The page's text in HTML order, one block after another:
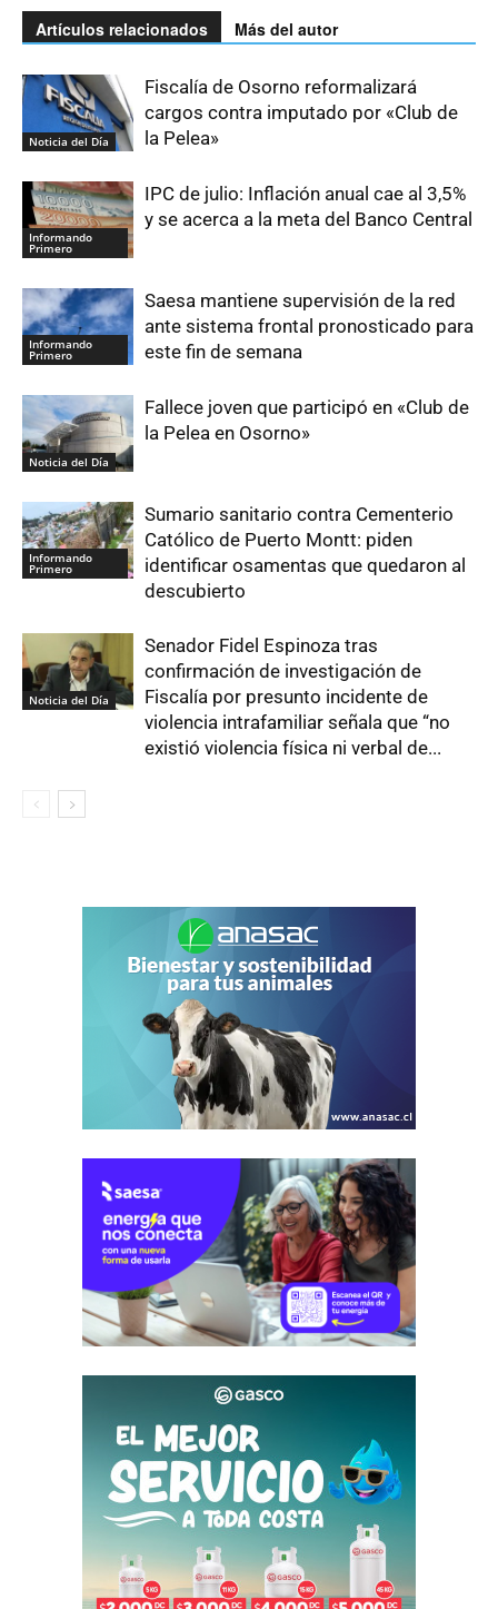
Artículos relacionados Más del autor
Noticia del Día
Fiscalía de Osorno reformalizará
cargos contra imputado por «Club de
la Pelea»
Informando
Primero
IPC de julio: Inflación anual cae al 3,5%
y se acerca a la meta del Banco Central
Informando
Primero
Saesa mantiene supervisión de la red
ante sistema frontal pronosticado para
este fin de semana
Noticia del Día
Fallece joven que participó en «Club de
la Pelea en Osorno»
Informando
Primero
Sumario sanitario contra Cementerio
Católico de Puerto Montt: piden
identificar osamentas que quedaron al
descubierto
Noticia del Día
Senador Fidel Espinoza tras
confirmación de investigación de
Fiscalía por presunto incidente de
violencia intrafamiliar señala que “no
existió violencia física ni verbal de...